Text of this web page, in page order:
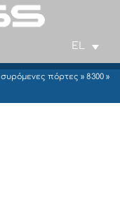
EL
συρόμενες πόρτες » 8300 »